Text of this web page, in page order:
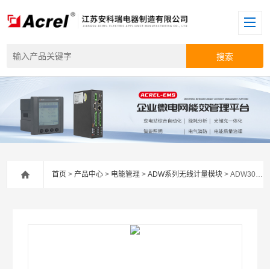
首页 >产品中心 > 电能管理 >ADW系列无线计量模块 > ADW300三相有功无线计量仪表